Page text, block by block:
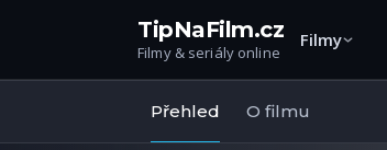
TipNaFilm.cz
Filmy & seriály online
Filmy
Přehled O filmu